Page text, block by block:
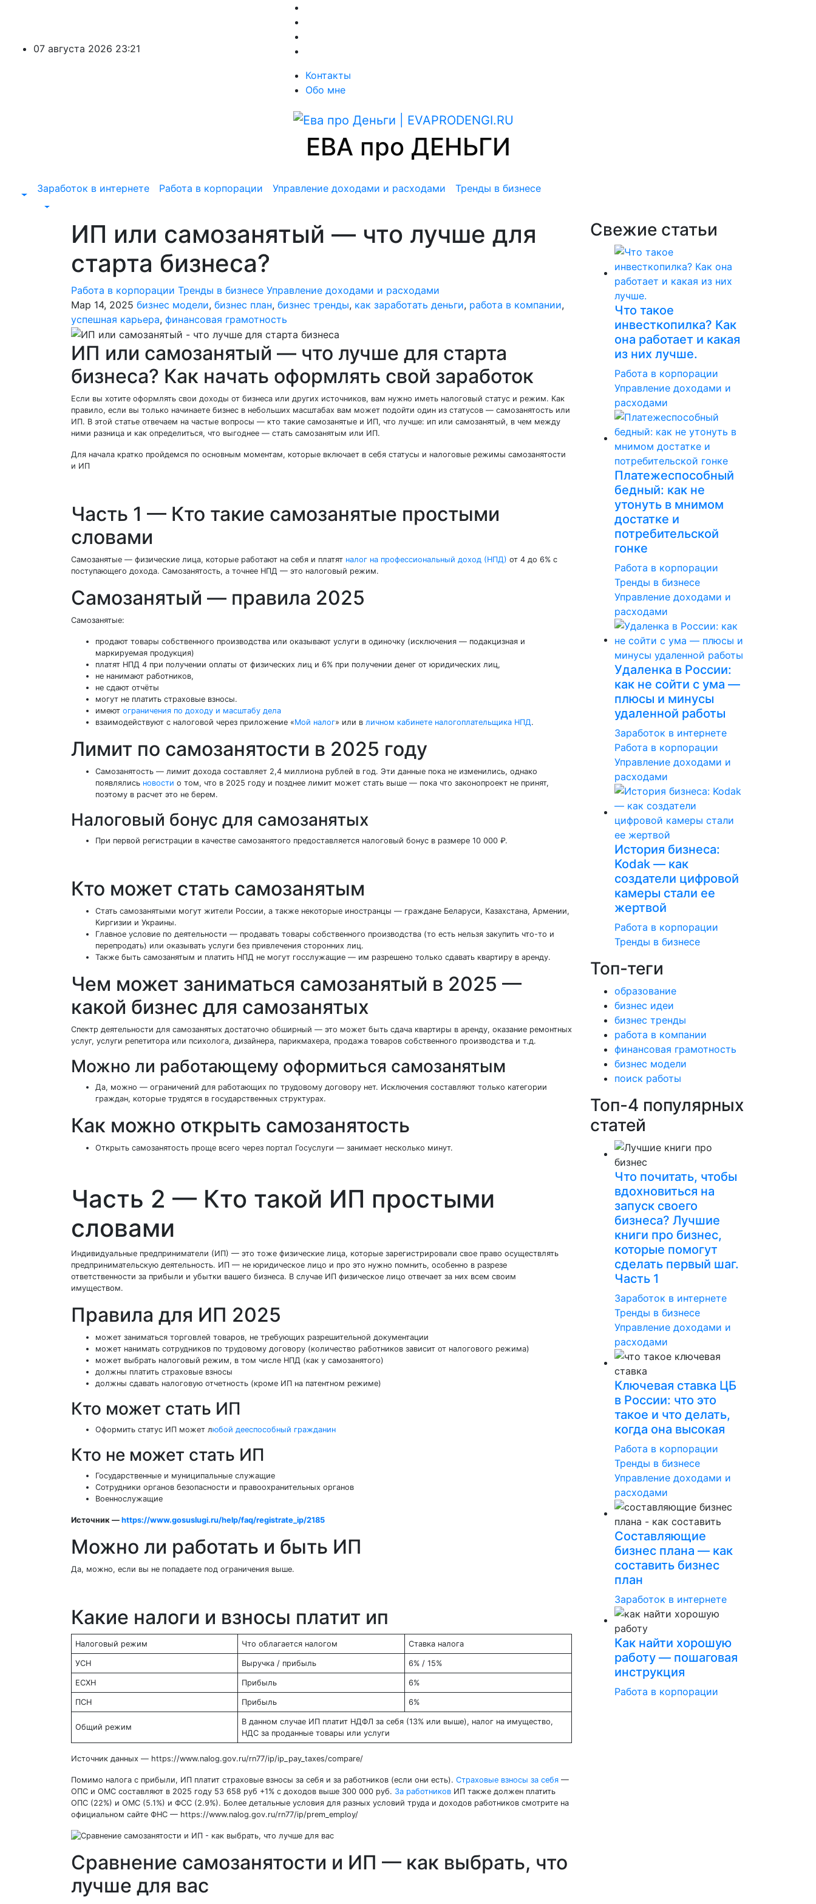
07 августа 2026 23:21
Контакты
Обо мне
ЕВА про ДЕНЬГИ
Заработок в интернете Работа в корпорации Управление доходами и расходами Тренды в бизнесе
ИП или самозанятый — что лучше для
старта бизнеса?
Работа в корпорации Тренды в бизнесе Управление доходами и расходами
Мар 14, 2025 бизнес модели, бизнес план, бизнес тренды, как заработать деньги, работа в компании,
успешная карьера, финансовая грамотность
ИП или самозанятый — что лучше для старта
бизнеса? Как начать оформлять свой заработок
Если вы хотите оформлять свои доходы от бизнеса или других источников, вам нужно иметь налоговый статус и режим. Как
правило, если вы только начинаете бизнес в небольших масштабах вам может подойти один из статусов — самозанятость или
ИП. В этой статье отвечаем на частые вопросы — кто такие самозанятые и ИП, что лучше: ип или самозанятый, в чем между
ними разница и как определиться, что выгоднее — стать самозанятым или ИП.
Для начала кратко пройдемся по основным моментам, которые включает в себя статусы и налоговые режимы самозанятости
и ИП
Часть 1 — Кто такие самозанятые простыми
словами
Самозанятые — физические лица, которые работают на себя и платят налог на профессиональный доход (НПД) от 4 до 6% с
поступающего дохода. Самозанятость, а точнее НПД — это налоговый режим.
Самозанятый — правила 2025
Самозанятые:
продают товары собственного производства или оказывают услуги в одиночку (исключения — подакцизная и
маркируемая продукция)
платят НПД 4 при получении оплаты от физических лиц и 6% при получении денег от юридических лиц,
не нанимают работников,
не сдают отчёты
могут не платить страховые взносы.
имеют ограничения по доходу и масштабу дела
взаимодействуют с налоговой через приложение «Мой налог» или в личном кабинете налогоплательщика НПД.
Лимит по самозанятости в 2025 году
Самозанятость — лимит дохода составляет 2,4 миллиона рублей в год. Эти данные пока не изменились, однако
появлялись новости о том, что в 2025 году и позднее лимит может стать выше — пока что законопроект не принят,
поэтому в расчет это не берем.
Налоговый бонус для самозанятых
При первой регистрации в качестве самозанятого предоставляется налоговый бонус в размере 10 000 ₽.
Кто может стать самозанятым
Стать самозанятыми могут жители России, а также некоторые иностранцы — граждане Беларуси, Казахстана, Армении,
Киргизии и Украины.
Главное условие по деятельности — продавать товары собственного производства (то есть нельзя закупить что-то и
перепродать) или оказывать услуги без привлечения сторонних лиц.
Также быть самозанятым и платить НПД не могут госслужащие — им разрешено только сдавать квартиру в аренду.
Чем может заниматься самозанятый в 2025 —
какой бизнес для самозанятых
Спектр деятельности для самозанятых достаточно обширный — это может быть сдача квартиры в аренду, оказание ремонтных
услуг, услуги репетитора или психолога, дизайнера, парикмахера, продажа товаров собственного производства и т.д.
Можно ли работающему оформиться самозанятым
Да, можно — ограничений для работающих по трудовому договору нет. Исключения составляют только категории
граждан, которые трудятся в государственных структурах.
Как можно открыть самозанятость
Открыть самозанятость проще всего через портал Госуслуги — занимает несколько минут.
Часть 2 — Кто такой ИП простыми
словами
Индивидуальные предприниматели (ИП) — это тоже физические лица, которые зарегистрировали свое право осуществлять
предпринимательскую деятельность. ИП — не юридическое лицо и про это нужно помнить, особенно в разрезе
ответственности за прибыли и убытки вашего бизнеса. В случае ИП физическое лицо отвечает за них всем своим
имуществом.
Правила для ИП 2025
может заниматься торговлей товаров, не требующих разрешительной документации
может нанимать сотрудников по трудовому договору (количество работников зависит от налогового режима)
может выбрать налоговый режим, в том числе НПД (как у самозанятого)
должны платить страховые взносы
должны сдавать налоговую отчетность (кроме ИП на патентном режиме)
Кто может стать ИП
Оформить статус ИП может любой дееспособный гражданин
Кто не может стать ИП
Государственные и муниципальные служащие
Сотрудники органов безопасности и правоохранительных органов
Военнослужащие
Источник — https://www.gosuslugi.ru/help/faq/registrate_ip/2185
Можно ли работать и быть ИП
Да, можно, если вы не попадаете под ограничения выше.
Какие налоги и взносы платит ип
Налоговый режим Что облагается налогом Ставка налога
УСН Выручка / прибыль 6% / 15%
ЕСХН Прибыль 6%
ПСН Прибыль 6%
Общий режим
В данном случае ИП платит НДФЛ за себя (13% или выше), налог на имущество,
НДС за проданные товары или услуги
Источник данных — https://www.nalog.gov.ru/rn77/ip/ip_pay_taxes/compare/
Помимо налога с прибыли, ИП платит страховые взносы за себя и за работников (если они есть). Страховые взносы за себя —
ОПС и ОМС составляют в 2025 году 53 658 руб +1% с доходов выше 300 000 руб. За работников ИП также должен платить
ОПС (22%) и ОМС (5.1%) и ФСС (2.9%). Более детальные условия для разных условий труда и доходов работников смотрите на
официальном сайте ФНС — https://www.nalog.gov.ru/rn77/ip/prem_employ/
Сравнение самозанятости и ИП — как выбрать, что
лучше для вас
Свежие статьи
Что такое
инвесткопилка? Как
она работает и какая
из них лучше.
Работа в корпорации
Управление доходами и
расходами
Платежеспособный
бедный: как не
утонуть в мнимом
достатке и
потребительской
гонке
Работа в корпорации
Тренды в бизнесе
Управление доходами и
расходами
Удаленка в России:
как не сойти с ума —
плюсы и минусы
удаленной работы
Заработок в интернете
Работа в корпорации
Управление доходами и
расходами
История бизнеса:
Kodak — как
создатели цифровой
камеры стали ее
жертвой
Работа в корпорации
Тренды в бизнесе
Топ-теги
образование
бизнес идеи
бизнес тренды
работа в компании
финансовая грамотность
бизнес модели
поиск работы
Топ-4 популярных
статей
Что почитать, чтобы
вдохновиться на
запуск своего
бизнеса? Лучшие
книги про бизнес,
которые помогут
сделать первый шаг.
Часть 1
Заработок в интернете
Тренды в бизнесе
Управление доходами и
расходами
Ключевая ставка ЦБ
в России: что это
такое и что делать,
когда она высокая
Работа в корпорации
Тренды в бизнесе
Управление доходами и
расходами
Составляющие
бизнес плана — как
составить бизнес
план
Заработок в интернете
Как найти хорошую
работу — пошаговая
инструкция
Работа в корпорации